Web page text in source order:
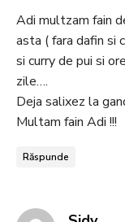
Adi multzam fain
asta ( fara dafin si
si curry de pui si
zile….
Deja salixez la
Multam fain Adi !!!
Răspunde